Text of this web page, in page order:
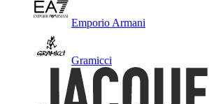
Emporio Armani
Gramicci